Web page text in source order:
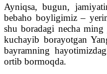
Ayniqsa, bugun,
bebaho boyligimiz –
shu boradagi necha
kuchayib borayotgan
bayramning
ortib bormoqda.